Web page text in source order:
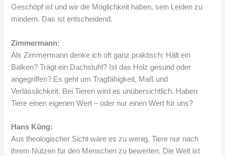
Geschöpf ist und wir die Möglichkeit haben, sein Leiden zu
mindern. Das ist entscheidend.
Zimmermann:
Als Zimmermann denke ich oft ganz praktisch: Hält ein
Balken? Trägt ein Dachstuhl? Ist das Holz gesund oder
angegriffen? Es geht um Tragfähigkeit, Maß und
Verlässlichkeit. Bei Tieren wird es unübersichtlich. Haben
Tiere einen eigenen Wert – oder nur einen Wert für uns?
Hans Küng:
Aus theologischer Sicht wäre es zu wenig, Tiere nur nach
ihrem Nutzen für den Menschen zu bewerten. Die Welt ist